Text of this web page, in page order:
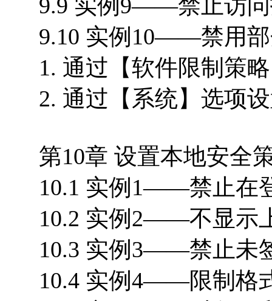
9.9 实例9——禁止访问
9.10 实例10——禁用部
1. 通过【软件限制策
2. 通过【系统】选项
第10章 设置本地安全
10.1 实例1——禁止在
10.2 实例2——不显示
10.3 实例3——禁止未
10.4 实例4——限制格